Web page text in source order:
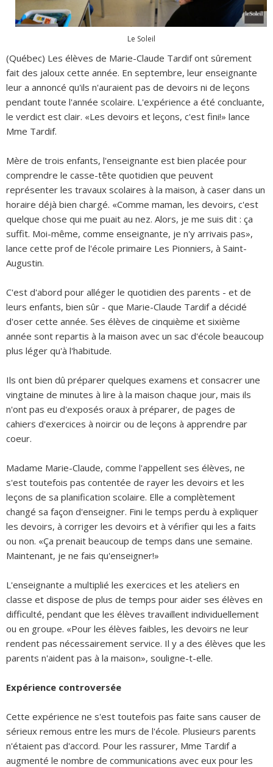
Le Soleil
(Québec) Les élèves de Marie-Claude Tardif ont sûrement
fait des jaloux cette année. En septembre, leur enseignante
leur a annoncé qu'ils n'auraient pas de devoirs ni de leçons
pendant toute l'année scolaire. L'expérience a été concluante,
le verdict est clair. «Les devoirs et leçons, c'est fini!» lance
Mme Tardif.
Mère de trois enfants, l'enseignante est bien placée pour
comprendre le casse-tête quotidien que peuvent
représenter les travaux scolaires à la maison, à caser dans un
horaire déjà bien chargé. «Comme maman, les devoirs, c'est
quelque chose qui me puait au nez. Alors, je me suis dit : ça
suffit. Moi-même, comme enseignante, je n'y arrivais pas»,
lance cette prof de l'école primaire Les Pionniers, à Saint-
Augustin.
C'est d'abord pour alléger le quotidien des parents - et de
leurs enfants, bien sûr - que Marie-Claude Tardif a décidé
d'oser cette année. Ses élèves de cinquième et sixième
année sont repartis à la maison avec un sac d'école beaucoup
plus léger qu'à l'habitude.
Ils ont bien dû préparer quelques examens et consacrer une
vingtaine de minutes à lire à la maison chaque jour, mais ils
n'ont pas eu d'exposés oraux à préparer, de pages de
cahiers d'exercices à noircir ou de leçons à apprendre par
coeur.
Madame Marie-Claude, comme l'appellent ses élèves, ne
s'est toutefois pas contentée de rayer les devoirs et les
leçons de sa planification scolaire. Elle a complètement
changé sa façon d'enseigner. Fini le temps perdu à expliquer
les devoirs, à corriger les devoirs et à vérifier qui les a faits
ou non. «Ça prenait beaucoup de temps dans une semaine.
Maintenant, je ne fais qu'enseigner!»
L'enseignante a multiplié les exercices et les ateliers en
classe et dispose de plus de temps pour aider ses élèves en
difficulté, pendant que les élèves travaillent individuellement
ou en groupe. «Pour les élèves faibles, les devoirs ne leur
rendent pas nécessairement service. Il y a des élèves que les
parents n'aident pas à la maison», souligne-t-elle.
Expérience controversée
Cette expérience ne s'est toutefois pas faite sans causer de
sérieux remous entre les murs de l'école. Plusieurs parents
n'étaient pas d'accord. Pour les rassurer, Mme Tardif a
augmenté le nombre de communications avec eux pour les